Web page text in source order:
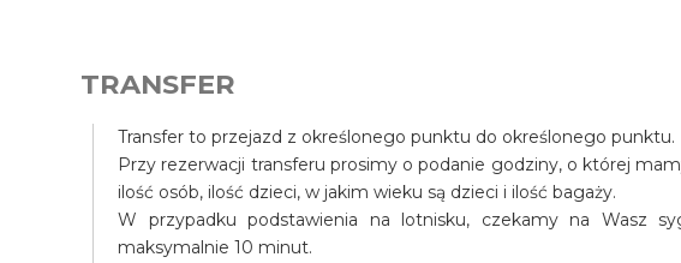
TRANSFER
Transfer to przejazd z określonego punktu do określonego punktu.
Przy rezerwacji transferu prosimy o podanie godziny, o której
ilość osób, ilość dzieci, w jakim wieku są dzieci i ilość bagaży.
W przypadku podstawienia na lotnisku, czekamy na Wasz
maksymalnie 10 minut.